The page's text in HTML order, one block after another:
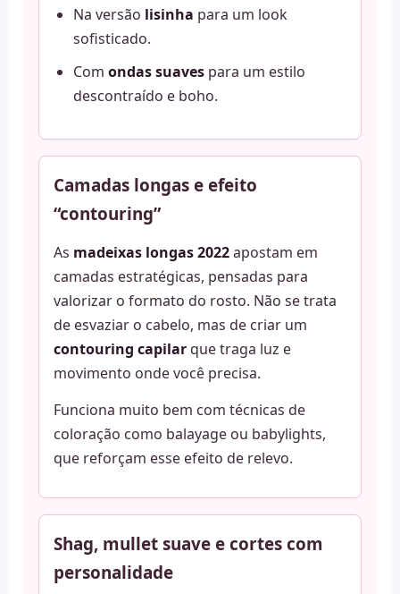
Na versão lisinha para um look
sofisticado.
Comondas suaves para um estilo
descontraído e boho.
Camadas longas e efeito
“contouring”
As madeixas longas 2022apostam em
camadas estratégicas, pensadas para
valorizar o formato do rosto. Não se trata
de esvaziar o cabelo, mas de criar um
contouring capilarque traga luz e
movimento onde você precisa.
Funciona muito bem com técnicas de
coloração como balayage ou babylights,
que reforçam esse efeito de relevo.
Shag, mullet suave e cortes com
personalidade